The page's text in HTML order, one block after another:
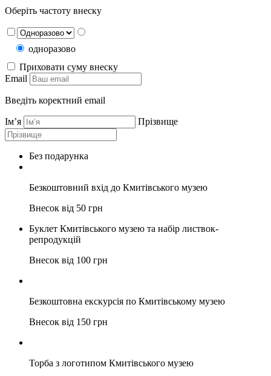
Оберіть частоту внеску
одноразово
Приховати суму внеску
Email
Введіть коректний email
Ім’я Прізвище
Без подарунка
Безкоштовний вхід до Кмитівського музею
Внесок від 50 грн
Буклет Кмитівського музею та набір листвок-
репродукцій
Внесок від 100 грн
Безкоштовна екскурсія по Кмитівському музею
Внесок від 150 грн
Торба з логотипом Кмитівського музею